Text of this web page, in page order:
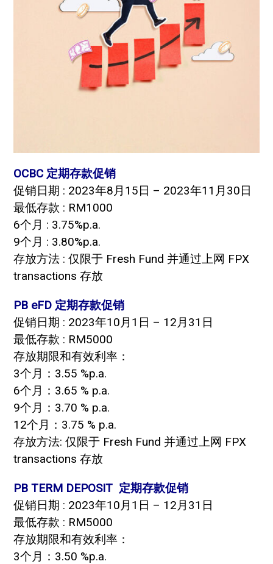
OCBC 定期存款促销
促销日期 : 2023年8月15日 – 2023年11月30日
最低存款 : RM1000
6个月 : 3.75%p.a.
9个月 : 3.80%p.a.
存放方法 : 仅限于 Fresh Fund 并通过上网 FPX
transactions 存放
PB eFD 定期存款促销
促销日期 : 2023年10月1日 – 12月31日
最低存款 : RM5000
存放期限和有效利率：
3个月：3.55 %p.a.
6个月：3.65 % p.a.
9个月：3.70 % p.a.
12个月：3.75 % p.a.
存放方法: 仅限于 Fresh Fund 并通过上网 FPX
transactions 存放
PB TERM DEPOSIT 定期存款促销
促销日期 : 2023年10月1日 – 12月31日
最低存款 : RM5000
存放期限和有效利率：
3个月：3.50 %p.a.